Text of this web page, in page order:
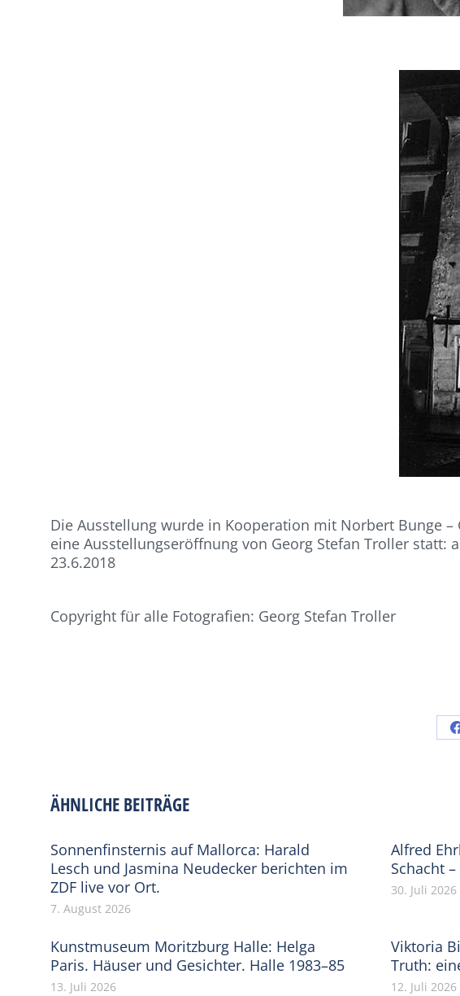
Die Ausstellung wurde in Kooperation mit Norbert Bunge
eine Ausstellungseröffnung von Georg Stefan Troller statt:
23.6.2018
Copyright für alle Fotografien: Georg Stefan Troller
ÄHNLICHE BEITRÄGE
Sonnenfinsternis auf Mallorca: Harald
Lesch und Jasmina Neudecker berichten im
ZDF live vor Ort.
7. August 2026
Alfred
Schacht
30. Juli 2026
Kunstmuseum Moritzburg Halle: Helga
Paris. Häuser und Gesichter. Halle 1983–85
13. Juli 2026
Viktoria
Truth:
12. Juli 2026